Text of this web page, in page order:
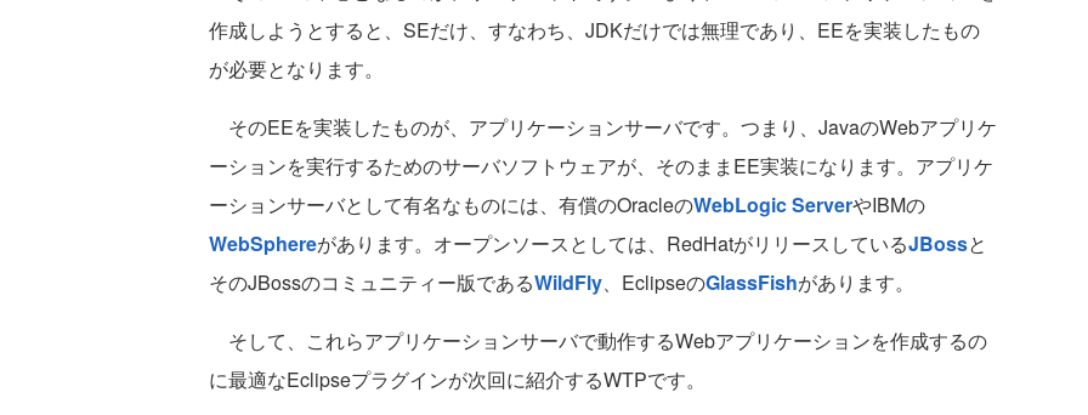
作成しようとすると、SEだけ、すなわち、JDKだけでは無理であり、EEを実装したもの
が必要となります。
そのEEを実装したものが、アプリケーションサーバです。つまり、JavaのWebアプリケ
ーションを実行するためのサーバソフトウェアが、そのままEE実装になります。アプリケ
ーションサーバとして有名なものには、有償のOracleのWebLogic ServerやIBMの
WebSphereがあります。オープンソースとしては、RedHatがリリースしているJBossと
そのJBossのコミュニティー版であるWildFly、EclipseのGlassFishがあります。
そして、これらアプリケーションサーバで動作するWebアプリケーションを作成するの
に最適なEclipseプラグインが次回に紹介するWTPです。